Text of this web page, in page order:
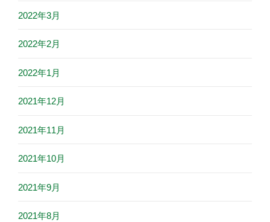
2022年3月
2022年2月
2022年1月
2021年12月
2021年11月
2021年10月
2021年9月
2021年8月